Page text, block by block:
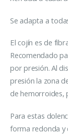
Se adapta a
El cojín es de
Recomendado
por presión. Al
presión la zona
de
Para estas
forma redonda y